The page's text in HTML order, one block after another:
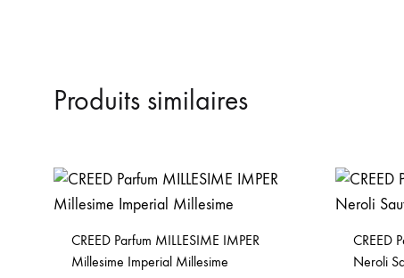
Produits similaires
CREED Parfum MILLESIME IMPER
Millesime Imperial Millesime
CREED
Neroli